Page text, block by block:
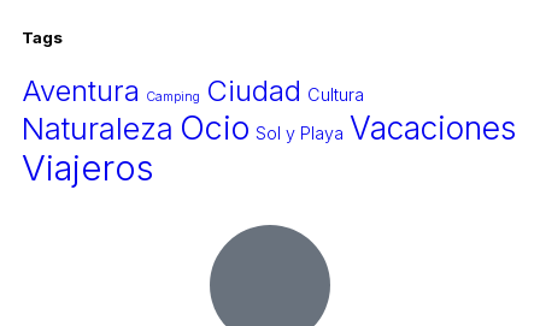
Tags
Aventura Camping Ciudad Cultura
Naturaleza Ocio Sol y Playa Vacaciones
Viajeros